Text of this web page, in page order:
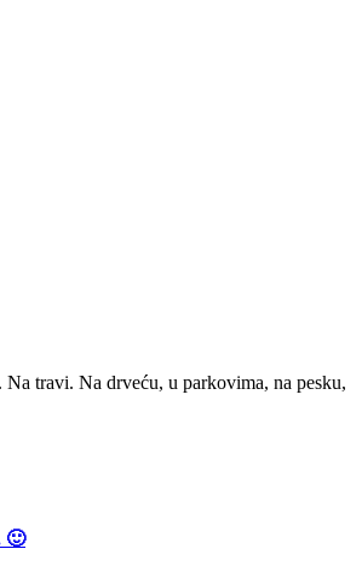
Na travi. Na drveću, u parkovima, na pesku,
🙂